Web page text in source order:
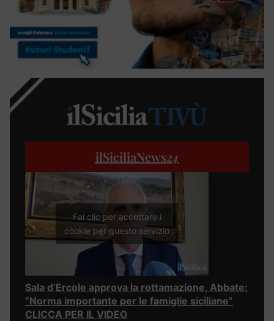
ilSiciliaNews24
Fai clic per accettare i
cookie per questo servizio
Sala d’Ercole approva la rottamazione, Abbate:
“Norma importante per le famiglie siciliane”
CLICCA PER IL VIDEO